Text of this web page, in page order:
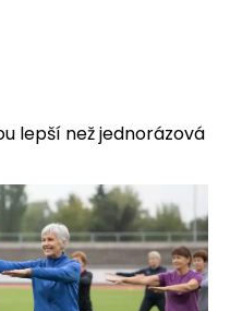
lepší než jednorázová